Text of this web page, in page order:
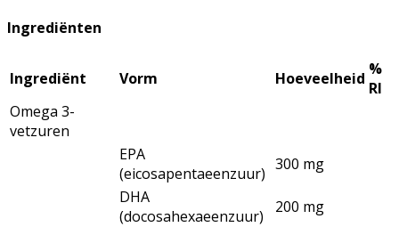
Ingrediënten
Ingrediënt Vorm Hoeveelheid %
RI
Omega 3-
vetzuren
EPA
(eicosapentaeenzuur) 300 mg
DHA
(docosahexaeenzuur)
200 mg